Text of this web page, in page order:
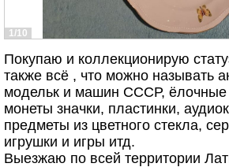
1/10
Покупаю и коллекционирую
также всё , что можно называть
модельк и машин СССР, ёлочные
монеты значки, пластинки,
предметы из цветного стекла,
игрушки и игры итд.
Выезжаю по всей территории